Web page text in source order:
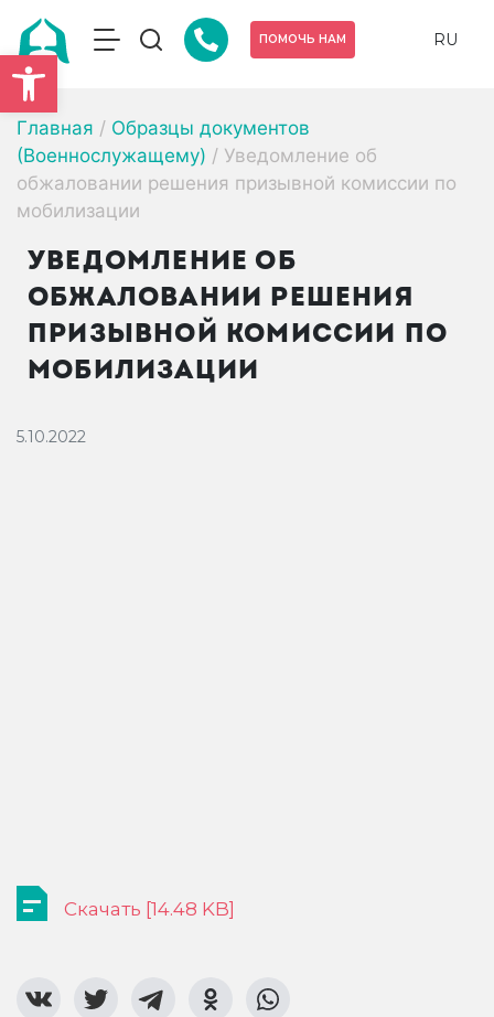
Открыть панель
ПОМОЧЬ НАМ RU
Главная / Образцы документов
(Военнослужащему) / Уведомление об
обжаловании решения призывной комиссии по
мобилизации
УВЕДОМЛЕНИЕ ОБ
ОБЖАЛОВАНИИ РЕШЕНИЯ
ПРИЗЫВНОЙ КОМИССИИ ПО
МОБИЛИЗАЦИИ
5.10.2022
Скачать [14.48 KB]